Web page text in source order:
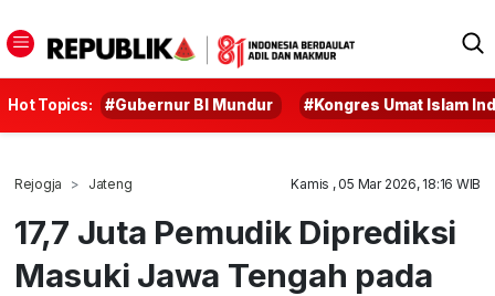
Hot Topics: #Gubernur BI Mundur #Kongres Umat Islam
Rejogja Jateng Kamis , 05 Mar 2026, 18:16 WIB
17,7 Juta Pemudik Diprediksi
Masuki Jawa Tengah pada